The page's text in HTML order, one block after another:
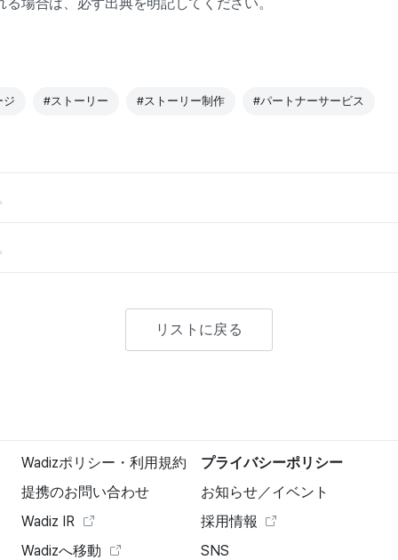
ジ #ストーリー #ストーリー制作 #パートナーサービス
リストに戻る
Wadizポリシー・利用規約
プライバシーポリシー
提携のお問い合わせ
お知らせ／イベント
Wadiz IR
採用情報
Wadizへ移動
SNS